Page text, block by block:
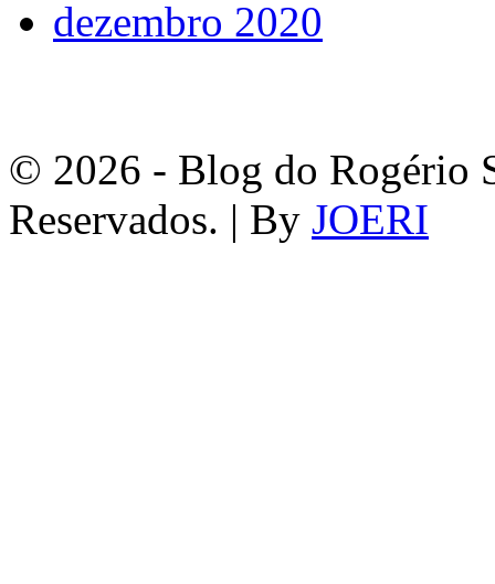
dezembro 2020
© 2026 - Blog do Rogério
Reservados. | By JOERI